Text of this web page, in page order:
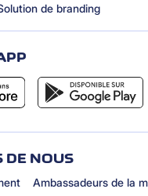
de branding
DE NOUS
Ambassadeurs de la